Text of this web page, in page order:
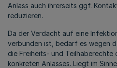
Anlass auch ihrerseits ggf.
reduzieren.
Da der Verdacht auf eine
verbunden ist, bedarf es wegen
die Freiheits- und Teilhaberechte
konkreten Anlasses. Liegt im